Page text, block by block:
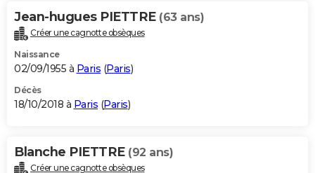
Jean-hugues PIETTRE (63 ans)
Créer une cagnotte obsèques
Naissance
02/09/1955 à Paris (Paris)
Décès
18/10/2018 à Paris (Paris)
Blanche PIETTRE (92 ans)
Créer une cagnotte obsèques